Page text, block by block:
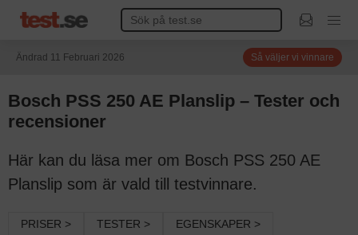
Ändrad 11 Februari 2026 Så väljer vi vinnare
Bosch PSS 250 AE Planslip – Tester och
recensioner
Här kan du läsa mer om Bosch PSS 250 AE
Planslip som är vald till testvinnare.
PRISER > TESTER >
EGENSKAPER >